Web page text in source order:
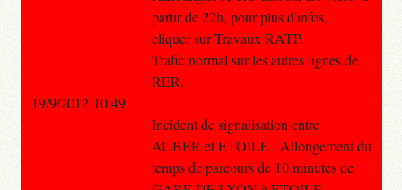
partir de 22h, pour plus d'infos,
cliquer sur Travaux RATP.
Trafic normal sur les autres lignes de
RER.
Incident de signalisation entre
AUBER et ETOILE . Allongement du
temps de parcours de 10 minutes de
19/9/2012 10:49